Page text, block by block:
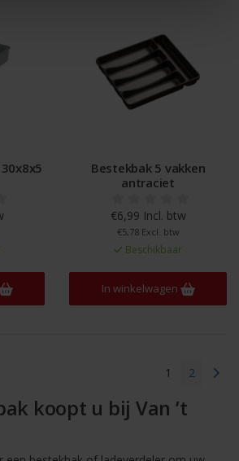
Bestekbak 5 vakken
antraciet
€6,99 Incl. btw
€5,78 Excl. btw
Beschikbaar
In winkelwagen
1 2
koopt u bij Van ’t